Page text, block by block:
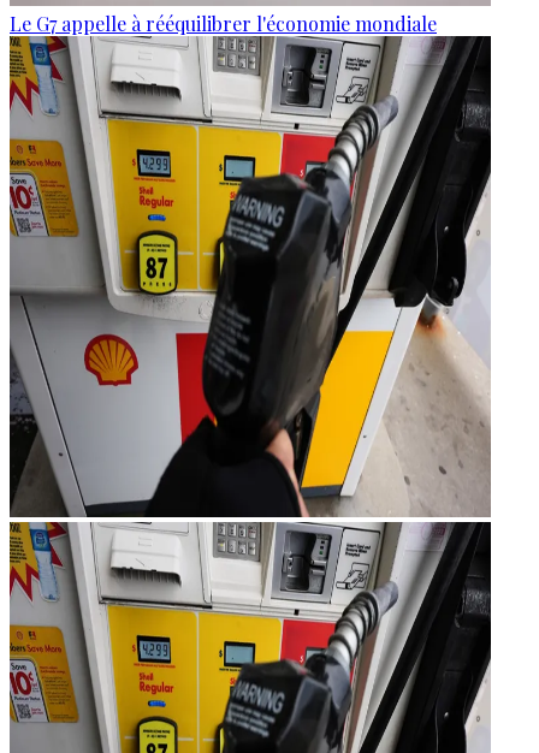
Le G7 appelle à rééquilibrer l'économie mondiale